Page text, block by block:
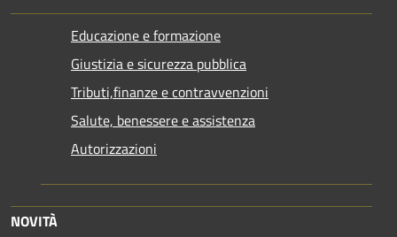
Educazione e formazione
Giustizia e sicurezza pubblica
Tributi,finanze e contravvenzioni
Salute, benessere e assistenza
Autorizzazioni
NOVITÀ